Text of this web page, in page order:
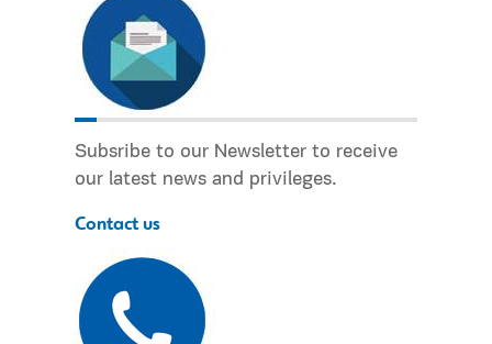
Subsribe to our Newsletter to receive
our latest news and privileges.
Contact us